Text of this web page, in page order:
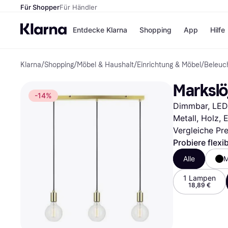
Für ShopperFür Händler
Entdecke Klarna
Zahlungsmethoden
Sofort bezahlen
Bezahle in 3
Teilzahlungen
Bezahle in bis zu 30
Ratenzahlung
Shopping
Shops
eBay
Temu
SHEIN
Alle Shops
App Hilfe
Klarna/Shopping/Möbel & Haushalt/Einrichtung & Möbel /
-14%
Dimmbar,
Metall, Holz,
Vergleiche
Probiere
Alle
1 Lampen
18,89 €